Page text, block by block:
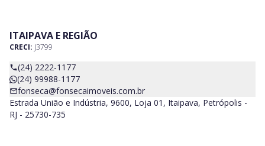
ITAIPAVA E REGIÃO
CRECI: J3799
(24) 2222-1177
(24) 99988-1177
fonseca@fonsecaimoveis.com.br
Estrada União e Indústria, 9600, Loja 01, Itaipava, Petrópolis -
RJ - 25730-735